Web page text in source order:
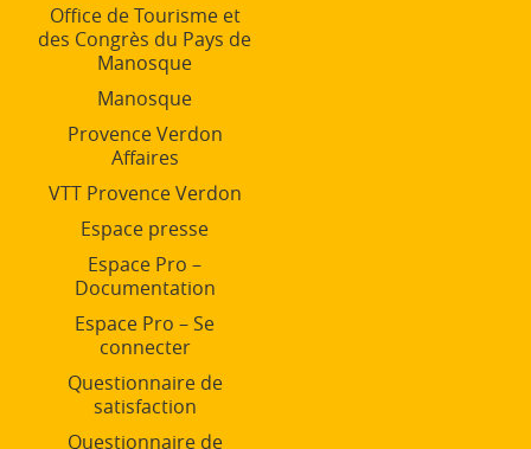
Office de Tourisme et
des Congrès du Pays de
Manosque
Manosque
Provence Verdon
Affaires
VTT Provence Verdon
Espace presse
Espace Pro –
Documentation
Espace Pro – Se
connecter
Questionnaire de
satisfaction
Questionnaire de